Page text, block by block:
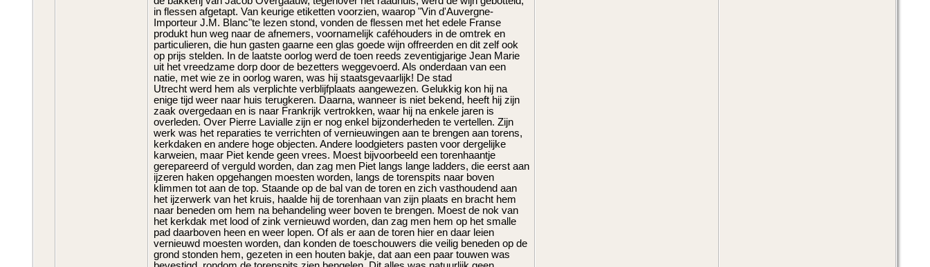
in flessen afgetapt. Van keurige etiketten voorzien, waarop "Vin d'Auvergne-
Importeur J.M. Blanc"te lezen stond, vonden de flessen met het edele Franse
produkt hun weg naar de afnemers, voornamelijk caféhouders in de omtrek en
particulieren, die hun gasten gaarne een glas goede wijn offreerden en dit zelf ook
op prijs stelden. In de laatste oorlog werd de toen reeds zeventigjarige Jean Marie
uit het vreedzame dorp door de bezetters weggevoerd. Als onderdaan van een
natie, met wie ze in oorlog waren, was hij staatsgevaarlijk! De stad
Utrecht werd hem als verplichte verblijfplaats aangewezen. Gelukkig kon hij na
enige tijd weer naar huis terugkeren. Daarna, wanneer is niet bekend, heeft hij zijn
zaak overgedaan en is naar Frankrijk vertrokken, waar hij na enkele jaren is
overleden. Over Pierre Lavialle zijn er nog enkel bijzonderheden te vertellen. Zijn
werk was het reparaties te verrichten of vernieuwingen aan te brengen aan torens,
kerkdaken en andere hoge objecten. Andere loodgieters pasten voor dergelijke
karweien, maar Piet kende geen vrees. Moest bijvoorbeeld een torenhaantje
gerepareerd of verguld worden, dan zag men Piet langs lange ladders, die eerst aan
ijzeren haken opgehangen moesten worden, langs de torenspits naar boven
klimmen tot aan de top. Staande op de bal van de toren en zich vasthoudend aan
het ijzerwerk van het kruis, haalde hij de torenhaan van zijn plaats en bracht hem
naar beneden om hem na behandeling weer boven te brengen. Moest de nok van
het kerkdak met lood of zink vernieuwd worden, dan zag men hem op het smalle
pad daarboven heen en weer lopen. Of als er aan de toren hier en daar leien
vernieuwd moesten worden, dan konden de toeschouwers die veilig beneden op de
grond stonden hem, gezeten in een houten bakje, dat aan een paar touwen was